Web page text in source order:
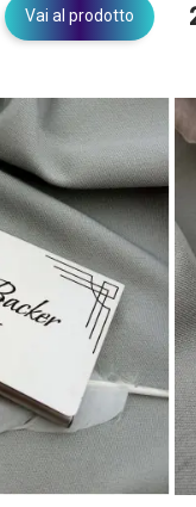
Vai al prodotto